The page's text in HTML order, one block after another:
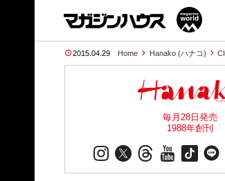
2015.04.29 Home Hanako (ハナコ)
毎月28日発売
1988年創刊